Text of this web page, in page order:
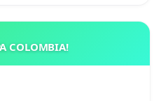
COLOMBIA!